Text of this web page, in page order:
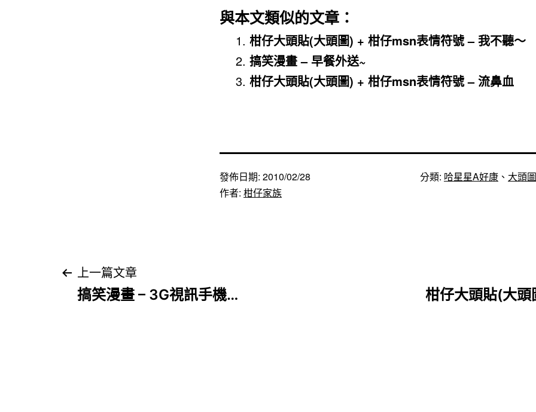
與本文類似的文章：
柑仔大頭貼(大頭圖) + 柑仔msn表情符號 – 我不聽～
搞笑漫畫 – 早餐外送~
柑仔大頭貼(大頭圖) + 柑仔msn表情符號 – 流鼻血
發佈日期: 2010/02/28
作者: 柑仔家族
分類: 哈星星A好康 、 大頭圖
文上一篇文章
搞笑漫畫 – 3G視訊手機…
柑仔大頭貼(大